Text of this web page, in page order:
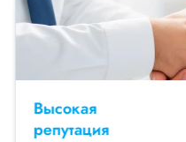
Высокая
репутация